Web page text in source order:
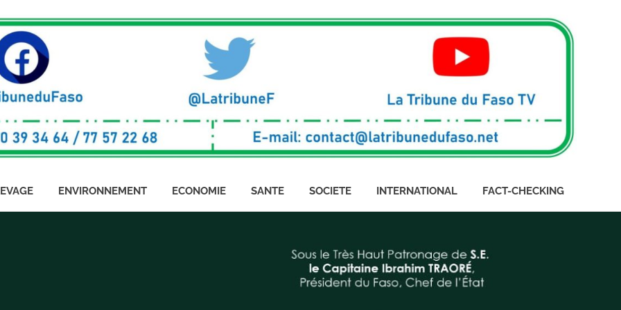
ENVIRONNEMENT ECONOMIE SANTE SOCIETE INTERNATIONAL FACT-CHECKING